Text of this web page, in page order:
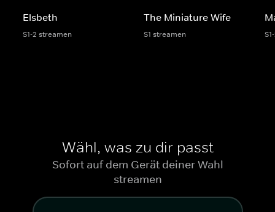
Elsbeth
S1-2 streamen
The Miniature Wife
S1 streamen
Wähl, was zu dir passt
Sofort auf dem Gerät deiner Wahl
streamen